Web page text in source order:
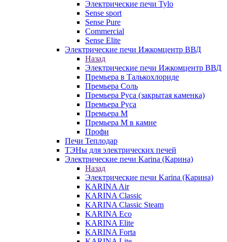
Электрические печи Tylo
Sense sport
Sense Pure
Commercial
Sense Elite
Электрические печи Ижкомцентр ВВД
Назад
Электрические печи Ижкомцентр ВВД
Премьера в Талькохлориде
Премьера Cоль
Премьера Руса (закрытая каменка)
Премьера Руса
Премьера М
Премьера М в камне
Профи
Печи Теплодар
ТЭНы для электрических печей
Электрические печи Karina (Карина)
Назад
Электрические печи Karina (Карина)
KARINA Air
KARINA Classic
KARINA Classic Steam
KARINA Eco
KARINA Elite
KARINA Forta